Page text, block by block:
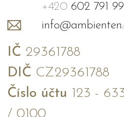
+420 602 791
IČ 29361788
DIČ CZ29361788
Číslo účtu 123 -
/ 0100